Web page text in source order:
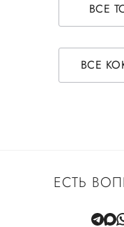
ВСЕ
ВСЕ
ЕСТЬ